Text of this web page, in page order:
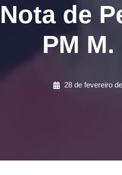
de
PM
28 de fevereiro